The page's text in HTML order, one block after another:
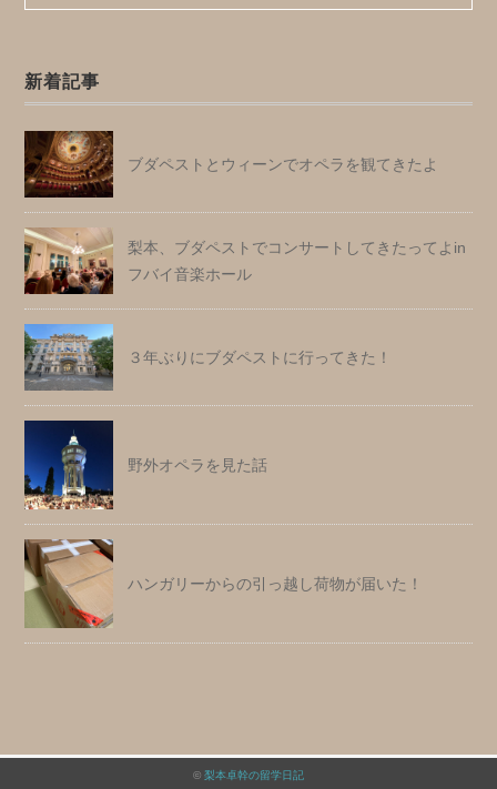
新着記事
ブダペストとウィーンでオペラを観てきたよ
梨本、ブダペストでコンサートしてきたってよin
フバイ音楽ホール
３年ぶりにブダペストに行ってきた！
野外オペラを見た話
ハンガリーからの引っ越し荷物が届いた！
© 梨本卓幹の留学日記